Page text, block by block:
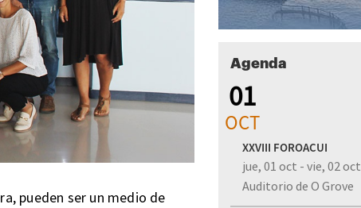
pueden ser un medio de
Agenda
01
OCT
XXVIII FOROACUI
jue, 01 oct - vie, 02 oct
Auditorio de O Grove